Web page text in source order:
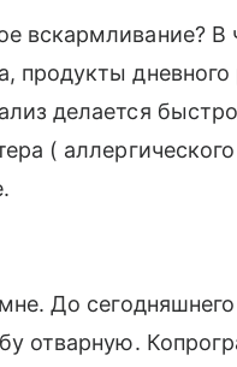
вскармливание? В
продукты
делается
(
До
отварную.